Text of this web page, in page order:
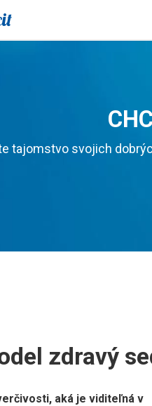
tajomstvo svojich
zdravý
aká je viditeľná v